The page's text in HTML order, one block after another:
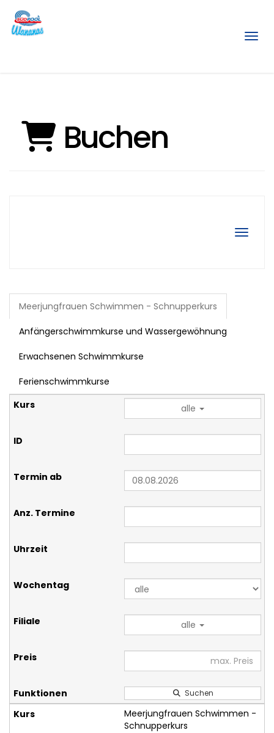
Buchen
Meerjungfrauen Schwimmen - Schnupperkurs
Anfängerschwimmkurse und Wassergewöhnung
Erwachsenen Schwimmkurse
Ferienschwimmkurse
alle
alle
Suchen
Meerjungfrauen Schwimmen -
Schnupperkurs